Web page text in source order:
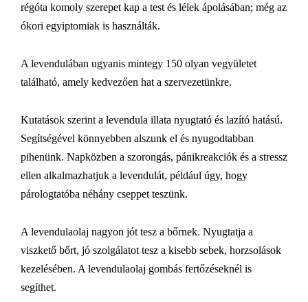
régóta komoly szerepet kap a test és lélek ápolásában; még az
ókori egyiptomiak is használták.
A levendulában ugyanis mintegy 150 olyan vegyületet
található, amely kedvezően hat a szervezetünkre.
Kutatások szerint a levendula illata nyugtató és lazító hatású.
Segítségével könnyebben alszunk el és nyugodtabban
pihenünk. Napközben a szorongás, pánikreakciók és a stressz
ellen alkalmazhatjuk a levendulát, például úgy, hogy
párologtatóba néhány cseppet teszünk.
A levendulaolaj nagyon jót tesz a bőrnek. Nyugtatja a
viszkető bőrt, jó szolgálatot tesz a kisebb sebek, horzsolások
kezelésében. A levendulaolaj gombás fertőzéseknél is
segíthet.